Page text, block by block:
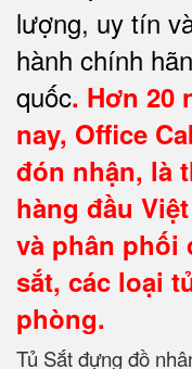
lượng, uy tín
hành chính
quốc. Hơn 20
nay, Office
đón nhận, là
hàng đầu
và phân phối
sắt, các loại
phòng.
Tủ Sắt đựng đồ